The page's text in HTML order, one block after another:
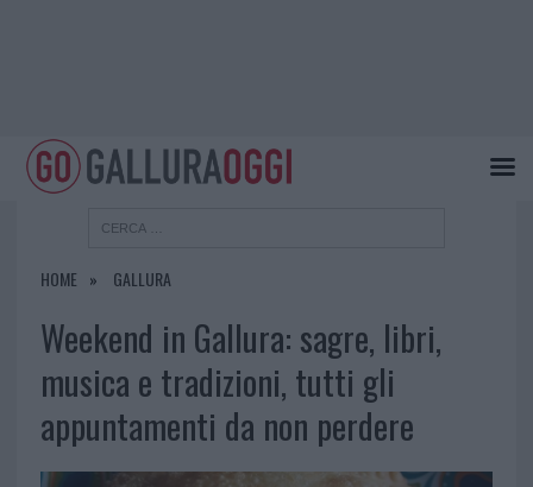
HOME GALLURA
Weekend in Gallura: sagre, libri,
musica e tradizioni, tutti gli
appuntamenti da non perdere